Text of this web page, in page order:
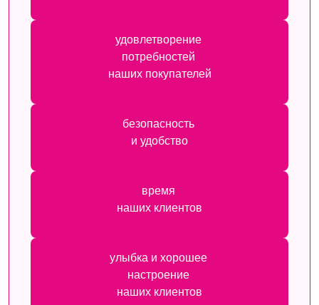
удовлетворение
потребностей
наших покупателей
безопасность
и удобство
время
наших клиентов
улыбка и хорошее
настроение
наших клиентов